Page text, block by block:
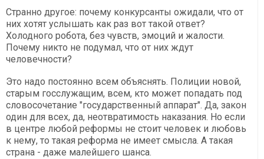
Странно другое: почему конкурсанты ожидали, что от
них хотят услышать как раз вот такой ответ?
Холодного робота, без чувств, эмоций и жалости.
Почему никто не подумал, что от них ждут
человечности?
Это надо постоянно всем объяснять. Полиции новой,
старым госслужащим, всем, кто может попадать под
словосочетание "государственный аппарат". Да, закон
один для всех, да, неотвратимость наказания. Но если
в центре любой реформы не стоит человек и любовь
к нему, то такая реформа не имеет смысла. А такая
страна - даже малейшего шанса.